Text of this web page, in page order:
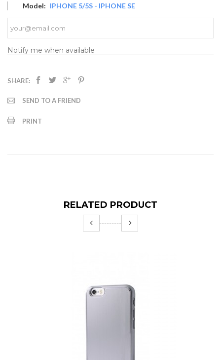
Model: IPHONE 5/5S - IPHONE SE
Notify me when available
SHARE:
SEND TO A FRIEND
PRINT
RELATED PRODUCT